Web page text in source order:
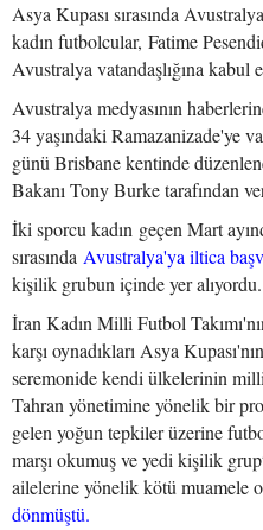
Asya Kupası sırasında
kadın futbolcular, Fatime
Avustralya vatandaşlığına
Avustralya medyasının
34 yaşındaki Ramazanizade'ye
günü Brisbane kentinde
Bakanı Tony Burke tarafından
İki sporcu kadın geçen Mart
sırasında Avustralya'ya iltica
kişilik grubun içinde yer alıyordu.
İran Kadın Milli Futbol
karşı oynadıkları Asya
seremonide kendi ülkelerinin
Tahran yönetimine yönelik bir
gelen yoğun tepkiler üzerine
marşı okumuş ve yedi kişilik
ailelerine yönelik kötü muamele
dönmüştü.